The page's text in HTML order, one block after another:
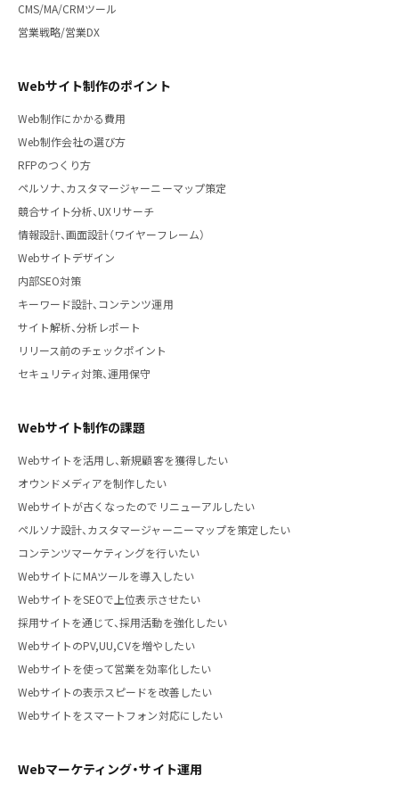
CMS/MA/CRMツール
営業戦略/営業DX
Webサイト制作のポイント
Web制作にかかる費用
Web制作会社の選び方
RFPのつくり方
ペルソナ、カスタマージャーニーマップ策定
競合サイト分析、UXリサーチ
情報設計、画面設計（ワイヤーフレーム）
Webサイトデザイン
内部SEO対策
キーワード設計、コンテンツ運用
サイト解析、分析レポート
リリース前のチェックポイント
セキュリティ対策、運用保守
Webサイト制作の課題
Webサイトを活用し、新規顧客を獲得したい
オウンドメディアを制作したい
Webサイトが古くなったのでリニューアルしたい
ペルソナ設計、カスタマージャーニーマップを策定したい
コンテンツマーケティングを行いたい
WebサイトにMAツールを導入したい
WebサイトをSEOで上位表示させたい
採用サイトを通じて、採用活動を強化したい
WebサイトのPV,UU,CVを増やしたい
Webサイトを使って営業を効率化したい
Webサイトの表示スピードを改善したい
Webサイトをスマートフォン対応にしたい
Webマーケティング・サイト運用